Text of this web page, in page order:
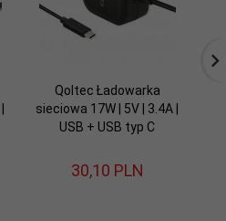
Qoltec Ładowarka
sieciowa 17W | 5V | 3.4A |
USB + USB typ C
30,10 PLN